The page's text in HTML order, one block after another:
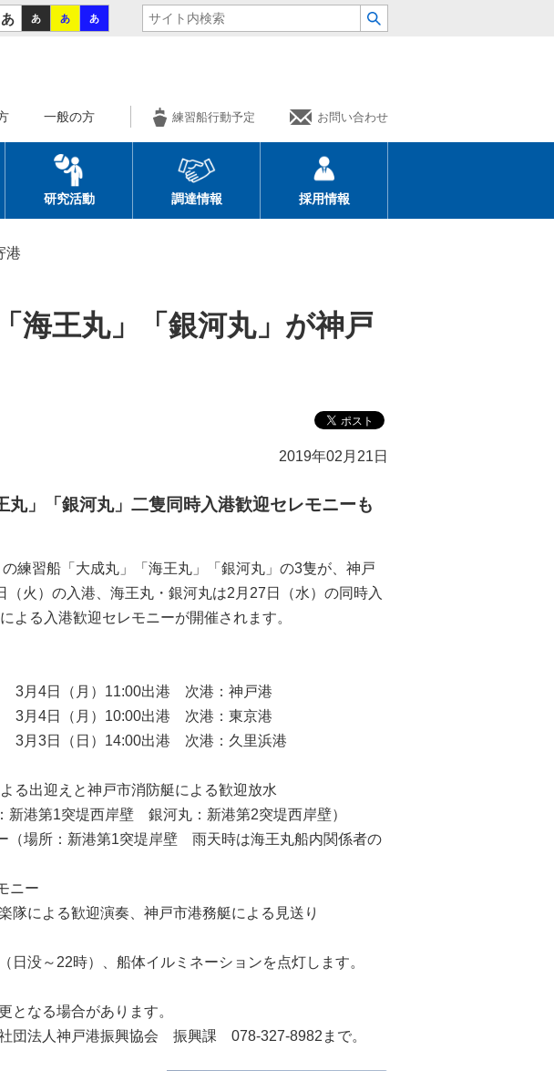
あ あ あ あ
一般の方 練習船行動予定 お問い合わせ
研究活動 調達情報 採用情報
港
海王丸」「銀河丸」が神戸
2019年02月21日
丸」「銀河丸」二隻同時入港歓迎セレモニーも
練習船「大成丸」「海王丸」「銀河丸」の3隻が、神戸
火）の入港、海王丸・銀河丸は2月27日（水）の同時入
よる入港歓迎セレモニーが開催されます。
月4日（月）11:00出港 次港：神戸港
月4日（月）10:00出港 次港：東京港
月3日（日）14:00出港 次港：久里浜港
る出迎えと神戸市消防艇による歓迎放水
突堤西岸壁 銀河丸：新港第2突堤西岸壁）
新港第1突堤岸壁 雨天時は海王丸船内関係者の
ニー
演奏、神戸市港務艇による見送り
没～22時）、船体イルミネーションを点灯します。
となる場合があります。
団法人神戸港振興協会 振興課 078-327-8982まで。